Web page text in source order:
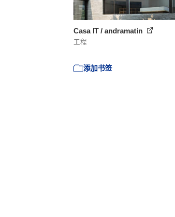
Casa IT / andramatin
工程
添加书签